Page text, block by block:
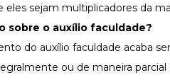
eles sejam multiplicadores da
sobre o auxílio faculdade?
do auxílio faculdade acaba
ou de maneira